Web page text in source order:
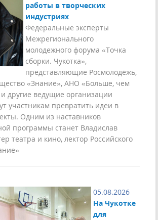
работы в творческих
индустриях
Федеральные эксперты
Межрегионального
молодежного форума «Точка
сборки. Чукотка»,
представляющие Росмолодёжь,
«Знание», АНО «Больше, чем
другие ведущие организации
участникам превратить идеи в
Одним из наставников
программы станет Владислав
театра и кино, лектор Российского
05.08.2026
На Чукотке
для